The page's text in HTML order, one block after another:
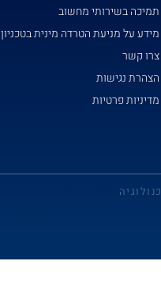
תמיכה בשירותי מחשוב
מידע על מניעת הטרדה מינית בטכניון
צרו קשר
הצהרת נגישות
מדיניות פרטיות